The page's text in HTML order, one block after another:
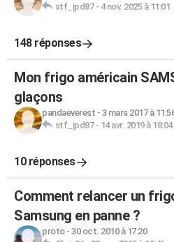
stf_jpd87- 4 nov. 2025 à 11:01
148 réponses
Mon frigo américain
glaçons
pandaeverest - 3 mars 2017 à
stf_jpd87- 14 avr. 2019 à 18:04
10 réponses
Comment relancer un
Samsung en panne ?
proto- 30 oct. 2010 à 17:20